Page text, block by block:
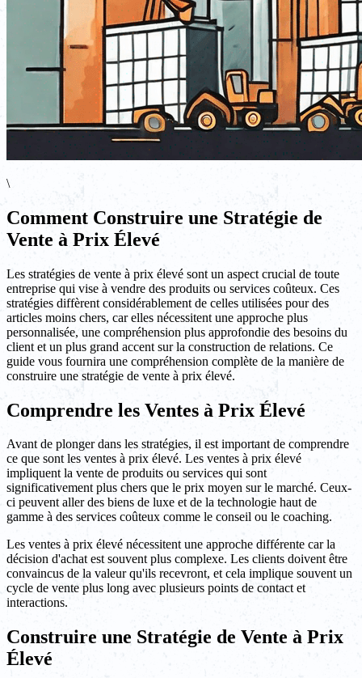
\
Comment Construire une Stratégie de
Vente à Prix Élevé
Les stratégies de vente à prix élevé sont un aspect crucial de toute
entreprise qui vise à vendre des produits ou services coûteux. Ces
stratégies diffèrent considérablement de celles utilisées pour des
articles moins chers, car elles nécessitent une approche plus
personnalisée, une compréhension plus approfondie des besoins du
client et un plus grand accent sur la construction de relations. Ce
guide vous fournira une compréhension complète de la manière de
construire une stratégie de vente à prix élevé.
Comprendre les Ventes à Prix Élevé
Avant de plonger dans les stratégies, il est important de comprendre
ce que sont les ventes à prix élevé. Les ventes à prix élevé
impliquent la vente de produits ou services qui sont
significativement plus chers que le prix moyen sur le marché. Ceux-
ci peuvent aller des biens de luxe et de la technologie haut de
gamme à des services coûteux comme le conseil ou le coaching.
Les ventes à prix élevé nécessitent une approche différente car la
décision d'achat est souvent plus complexe. Les clients doivent être
convaincus de la valeur qu'ils recevront, et cela implique souvent un
cycle de vente plus long avec plusieurs points de contact et
interactions.
Construire une Stratégie de Vente à Prix
Élevé